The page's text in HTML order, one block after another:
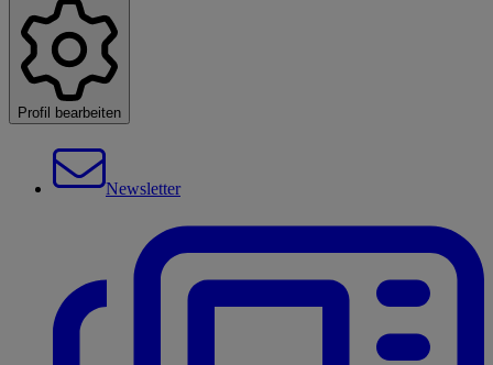
Profil bearbeiten
Newsletter